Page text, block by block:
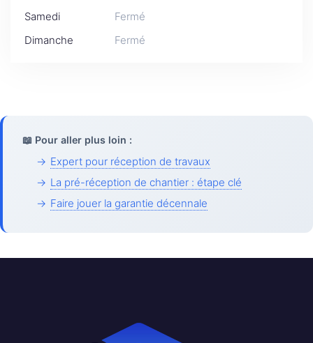
Samedi
Fermé
Dimanche
Fermé
📖 Pour aller plus loin :
→ Expert pour réception de travaux
→ La pré-réception de chantier : étape clé
→ Faire jouer la garantie décennale